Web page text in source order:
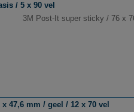
/ 5 x 90 vel
3M Post-It super sticky / 76 x
47,6 mm / geel / 12 x 70 vel